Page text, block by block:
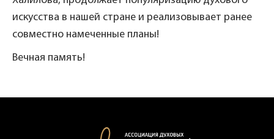
искусства в нашей стране и реализовывает ранее
совместно намеченные планы!
Вечная память!